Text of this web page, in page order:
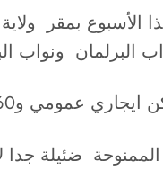
البرلمان ونواب
ضئيلة جدا